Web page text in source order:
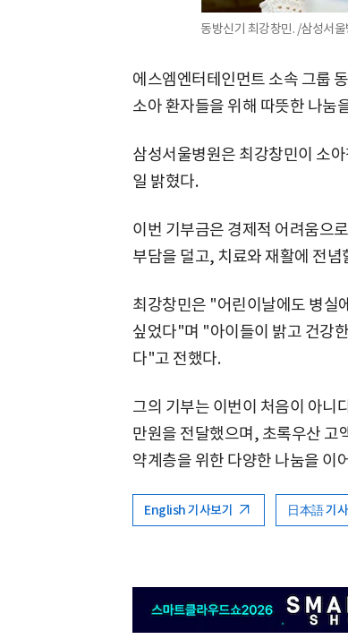
동방신기 최강창민. /삼성서울
에스엠엔터테인먼트 소속 그룹
소아 환자들을 위해 따뜻한 나눔
삼성서울병원은 최강창민이 소
일 밝혔다.
이번 기부금은 경제적 어려움으
부담을 덜고, 치료와 재활에 전
최강창민은 "어린이날에도 병실
싶었다"며 "아이들이 밝고 건강
다"고 전했다.
그의 기부는 이번이 처음이 아니
만원을 전달했으며, 초록우산 고
약계층을 위한 다양한 나눔을 이
English 기사보기 日本語 기